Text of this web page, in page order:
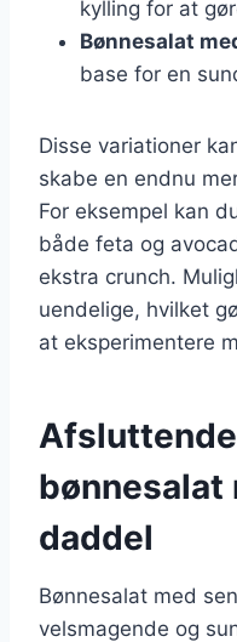
kylling for at
Bønnesalat
base for en
Disse variationer
skabe en endnu
For eksempel kan
både feta og
ekstra crunch.
uendelige, hvilket
at eksperimentere
bønnesalat
daddel
Bønnesalat med
velsmagende og